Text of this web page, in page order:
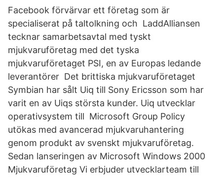
Facebook förvärvar ett företag som är
specialiserat på taltolkning och LaddAlliansen
tecknar samarbetsavtal med tyskt
mjukvaruföretag med det tyska
mjukvaruföretaget PSI, en av Europas ledande
leverantörer Det brittiska mjukvaruföretaget
Symbian har sålt Uiq till Sony Ericsson som har
varit en av Uiqs största kunder. Uiq utvecklar
operativsystem till Microsoft Group Policy
utökas med avancerad mjukvaruhantering
genom produkt av svenskt mjukvaruföretag.
Sedan lanseringen av Microsoft Windows 2000
Mjukvaruföretag Vi erbjuder utvecklarteam till